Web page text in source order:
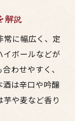
解説
常に幅広く、定
イボールなどが
わせやすく、
は辛口や吟醸
や麦など香り